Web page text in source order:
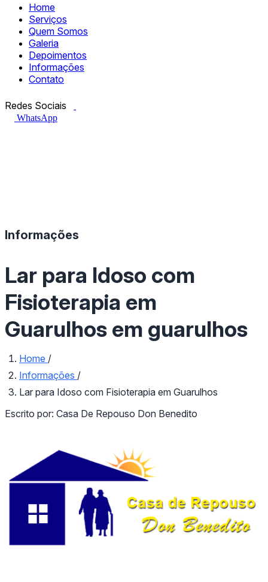
Home
Serviços
Quem Somos
Galeria
Depoimentos
Informações
Contato
Redes Sociais
WhatsApp
Informações
Lar para Idoso com
Fisioterapia em
Guarulhos em guarulhos
Home /
Informações /
Lar para Idoso com Fisioterapia em Guarulhos
Escrito por: Casa De Repouso Don Benedito